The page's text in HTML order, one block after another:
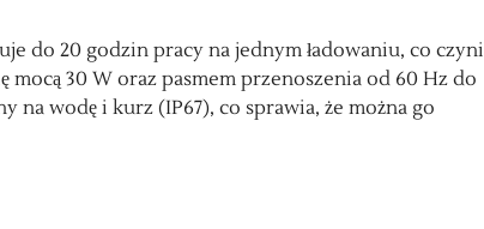
do 20 godzin pracy na jednym ładowaniu, co czyni
mocą 30 W oraz pasmem przenoszenia od 60 Hz do
na wodę i kurz (IP67), co sprawia, że można go